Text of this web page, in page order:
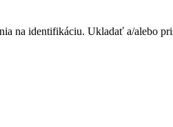
na identifikáciu. Ukladať a/alebo